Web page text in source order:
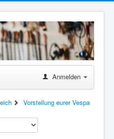
Anmelden
Vorstellung eurer Vespa